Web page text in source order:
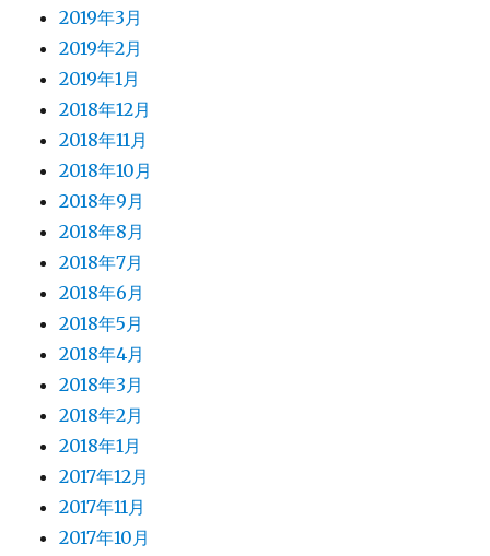
2019年3月
2019年2月
2019年1月
2018年12月
2018年11月
2018年10月
2018年9月
2018年8月
2018年7月
2018年6月
2018年5月
2018年4月
2018年3月
2018年2月
2018年1月
2017年12月
2017年11月
2017年10月